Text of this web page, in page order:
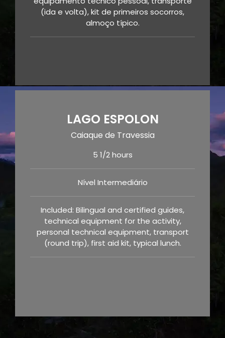
(ida e volta), kit de primeiros socorros,
almoço típico.
LAGO ESPOLON
Caiaque de Travessia
5 1/2 hours
Nível Intermediário
Included: Bilingual and certified guides,
technical equipment for the activity,
personal technical equipment, transport
(round trip), first aid kit, typical lunch.